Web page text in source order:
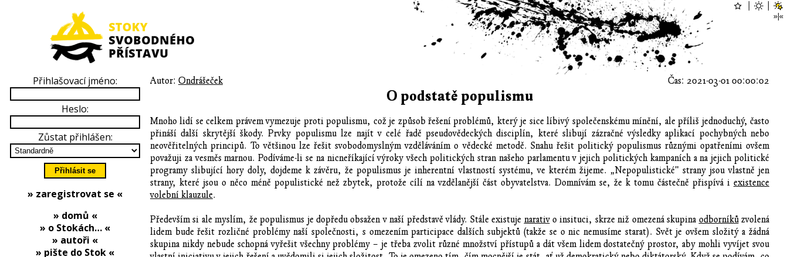
Autor: Ondrášeček Čas: 2021-03-01 00:00:02
O podstatě populismu
Mnoho lidí se celkem právem vymezuje proti populismu, což je způsob řešení problémů, který je sice líbivý společenskému mínění, ale příliš jednoduchý, často
přináší další skrytější škody. Prvky populismu lze najít v celé řadě pseudovědeckých disciplín, které slibují zázračné výsledky aplikací pochybných nebo
neověřitelných principů. To většinou lze řešit svobodomyslným vzděláváním o vědecké metodě. Snahu řešit politický populismus různými opatřeními ovšem
považuji za vesměs marnou. Podíváme-li se na nicneříkající výroky všech politických stran našeho parlamentu v jejich politických kampaních a na jejich politické
programy slibující hory doly, dojdeme k závěru, že populismus je inherentní vlastností systému, ve kterém žijeme. „Nepopulistické" strany jsou vlastně jen
strany, které jsou o něco méně populistické než zbytek, protože cílí na vzdělanější část obyvatelstva. Domnívám se, že k tomu částečně přispívá i existence
volební klauzule.
Především si ale myslím, že populismus je dopředu obsažen v naší představě vlády. Stále existuje narativo insituci, skrze niž omezená skupina odborníkůzvolená
lidem bude řešit rozličné problémy naší společnosti, s omezením participace dalších subjektů (takže se o nic nemusíme starat). Svět je ovšem složitý a žádná
skupina nikdy nebude schopná vyřešit všechny problémy – je třeba zvolit různé množství přístupů a dát všem lidem dostatečný prostor, aby mohli vyvíjet svou
Přihlašovací jméno:
Heslo:
Zůstat přihlášen:
» zaregistrovat se «
» domů «
» o Stokách… «
» autoři «
» pište do Stok «